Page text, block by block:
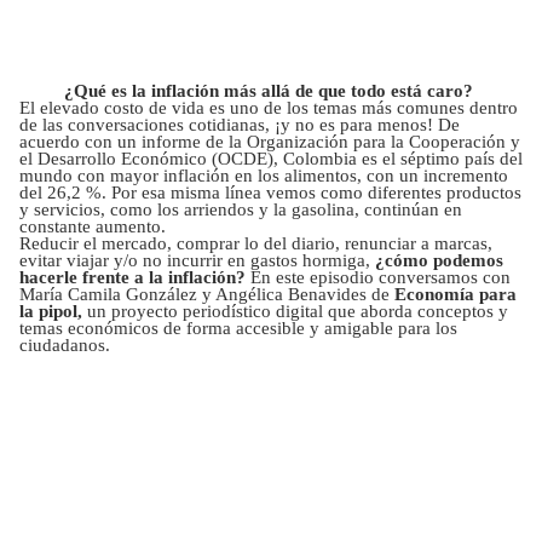
¿Qué es la inflación más allá de que todo está caro?
El elevado costo de vida es uno de los temas más comunes dentro
de las conversaciones cotidianas, ¡y no es para menos! De
acuerdo con un informe de la Organización para la Cooperación y
el Desarrollo Económico (OCDE), Colombia es el séptimo país del
mundo con mayor inflación en los alimentos, con un incremento
del 26,2 %. Por esa misma línea vemos como diferentes productos
y servicios, como los arriendos y la gasolina, continúan en
constante aumento.
Reducir el mercado, comprar lo del diario, renunciar a marcas,
evitar viajar y/o no incurrir en gastos hormiga, ¿cómo podemos
hacerle frente a la inflación? En este episodio conversamos con
María Camila González y Angélica Benavides de Economía para
la pipol, un proyecto periodístico digital que aborda conceptos y
temas económicos de forma accesible y amigable para los
ciudadanos.